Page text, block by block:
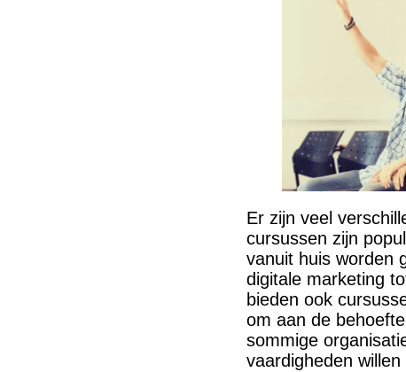
Er zijn veel
cursussen zijn
vanuit huis worden
digitale marketing
bieden ook
om aan de
sommige
vaardigheden willen